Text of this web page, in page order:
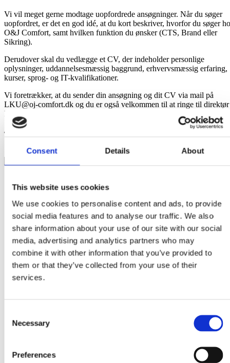
Consent Details About
This website uses cookies
We use cookies to personalise content and ads, to provide
social media features and to analyse our traffic. We also
share information about your use of our site with our social
media, advertising and analytics partners who may
combine it with other information that you’ve provided to
them or that they’ve collected from your use of their
services.
Selection
Necessary
Preferences
Vi vil meget gerne modtage uopfordrede ansøgninger. Når du søger
uopfordret, er det en god idé, at du kort beskriver, hvorfor du søger
O&J Comfort, samt hvilken funktion du ønsker (CTS, Brand eller
Sikring).
Derudover skal du vedlægge et CV, der indeholder personlige
oplysninger, uddannelsesmæssig baggrund, erhvervsmæssig erfaring,
kurser, sprog- og IT-kvalifikationer.
Vi foretrækker, at du sender din ansøgning og dit CV via mail på
LKU@oj-comfort.dk og du er også velkommen til at ringe til direktør
Lars Küster på tlf. 28482210.